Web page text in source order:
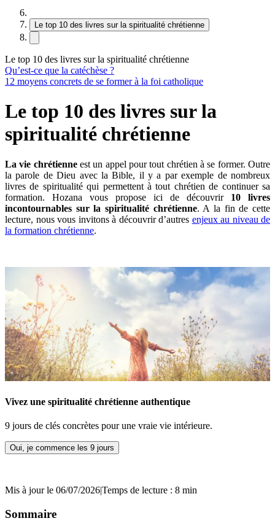
Le top 10 des livres sur la spiritualité chrétienne
Le top 10 des livres sur la spiritualité chrétienne
Qu’est-ce que la catéchèse ?
12 moyens concrets de se former à la foi catholique
Le top 10 des livres sur la
spiritualité chrétienne
La vie chrétienneest un appel pour tout chrétien à se former. Outre
la parole de Dieu avec la Bible, il y a par exemple de nombreux
livres de spiritualité qui permettent à tout chrétien de continuer sa
formation. Hozana vous propose ici de découvrir 10 livres
incontournables sur la spiritualité chrétienne. A la fin de cette
lecture, nous vous invitons à découvrir d’autres enjeux au niveau de
la formation chrétienne.
Vivez une spiritualité chrétienne authentique
9 jours de clés concrètes pour une vraie vie intérieure.
Oui, je commence les 9 jours
Mis à jour le 06/07/2026|Temps de lecture : 8 min
Sommaire